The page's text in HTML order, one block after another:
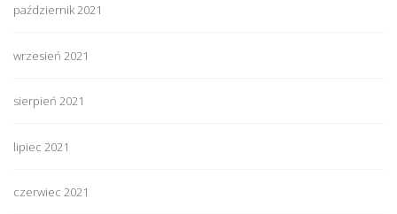
październik 2021
wrzesień 2021
sierpień 2021
lipiec 2021
czerwiec 2021